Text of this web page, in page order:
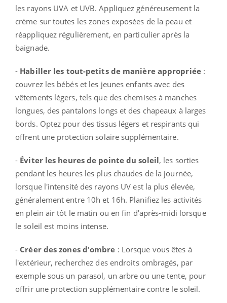
les rayons UVA et UVB. Appliquez généreusement la
crème sur toutes les zones exposées de la peau et
réappliquez régulièrement, en particulier après la
baignade.
- Habiller les tout-petits de manière appropriée:
couvrez les bébés et les jeunes enfants avec des
vêtements légers, tels que des chemises à manches
longues, des pantalons longs et des chapeaux à larges
bords. Optez pour des tissus légers et respirants qui
offrent une protection solaire supplémentaire.
- Éviter les heures de pointe du soleil, les sorties
pendant les heures les plus chaudes de la journée,
lorsque l'intensité des rayons UV est la plus élevée,
généralement entre 10h et 16h. Planifiez les activités
en plein air tôt le matin ou en fin d'après-midi lorsque
le soleil est moins intense.
- Créer des zones d'ombre : Lorsque vous êtes à
l'extérieur, recherchez des endroits ombragés, par
exemple sous un parasol, un arbre ou une tente, pour
offrir une protection supplémentaire contre le soleil.